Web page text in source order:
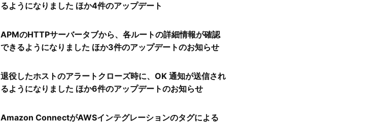
るようになりました ほか4件のアップデート
APMのHTTPサーバータブから、各ルートの詳細情報が確認
できるようになりました ほか3件のアップデートのお知らせ
退役したホストのアラートクローズ時に、OK 通知が送信され
るようになりました ほか6件のアップデートのお知らせ
Amazon ConnectがAWSインテグレーションのタグによる